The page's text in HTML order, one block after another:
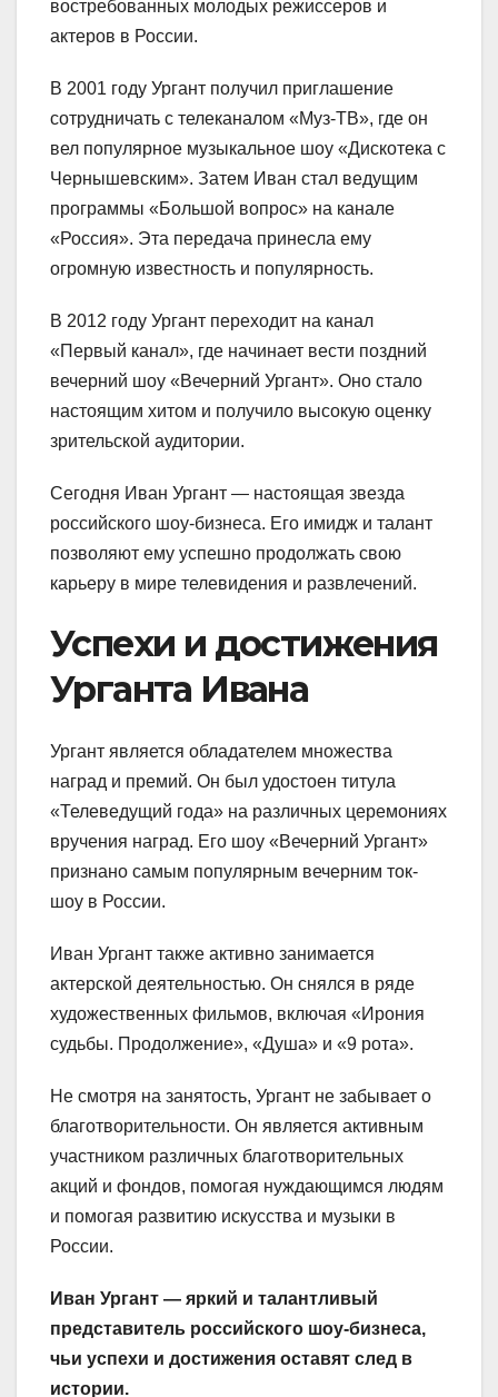
востребованных молодых режиссеров и
актеров в России.
В 2001 году Ургант получил приглашение
сотрудничать с телеканалом «Муз-ТВ», где он
вел популярное музыкальное шоу «Дискотека с
Чернышевским». Затем Иван стал ведущим
программы «Большой вопрос» на канале
«Россия». Эта передача принесла ему
огромную известность и популярность.
В 2012 году Ургант переходит на канал
«Первый канал», где начинает вести поздний
вечерний шоу «Вечерний Ургант». Оно стало
настоящим хитом и получило высокую оценку
зрительской аудитории.
Сегодня Иван Ургант — настоящая звезда
российского шоу-бизнеса. Его имидж и талант
позволяют ему успешно продолжать свою
карьеру в мире телевидения и развлечений.
Успехи и достижения
Урганта Ивана
Ургант является обладателем множества
наград и премий. Он был удостоен титула
«Телеведущий года» на различных церемониях
вручения наград. Его шоу «Вечерний Ургант»
признано самым популярным вечерним ток-
шоу в России.
Иван Ургант также активно занимается
актерской деятельностью. Он снялся в ряде
художественных фильмов, включая «Ирония
судьбы. Продолжение», «Душа» и «9 рота».
Не смотря на занятость, Ургант не забывает о
благотворительности. Он является активным
участником различных благотворительных
акций и фондов, помогая нуждающимся людям
и помогая развитию искусства и музыки в
России.
Иван Ургант — яркий и талантливый
представитель российского шоу-бизнеса,
чьи успехи и достижения оставят след в
истории.